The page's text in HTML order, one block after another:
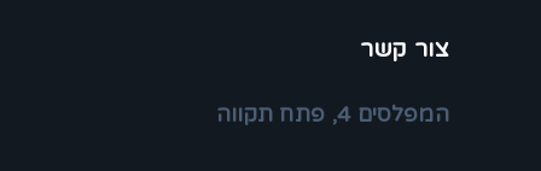
צור קשר
המפלסים 4, פתח תקווה